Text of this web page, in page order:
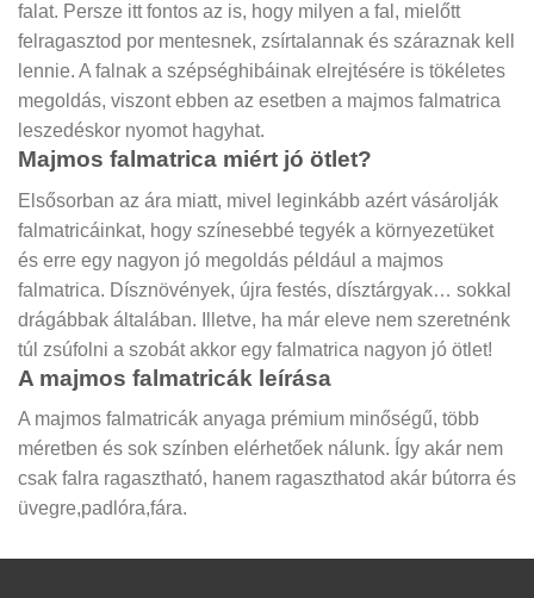
falat. Persze itt fontos az is, hogy milyen a fal, mielőtt
felragasztod por mentesnek, zsírtalannak és száraznak kell
lennie. A falnak a szépséghibáinak elrejtésére is tökéletes
megoldás, viszont ebben az esetben a majmos falmatrica
leszedéskor nyomot hagyhat.
Majmos falmatrica miért jó ötlet?
Elsősorban az ára miatt, mivel leginkább azért vásárolják
falmatricáinkat, hogy színesebbé tegyék a környezetüket
és erre egy nagyon jó megoldás például a majmos
falmatrica. Dísznövények, újra festés, dísztárgyak… sokkal
drágábbak általában. Illetve, ha már eleve nem szeretnénk
túl zsúfolni a szobát akkor egy falmatrica nagyon jó ötlet!
A majmos falmatricák leírása
A majmos falmatricák anyaga prémium minőségű, több
méretben és sok színben elérhetőek nálunk. Így akár nem
csak falra ragasztható, hanem ragaszthatod akár bútorra és
üvegre,padlóra,fára.